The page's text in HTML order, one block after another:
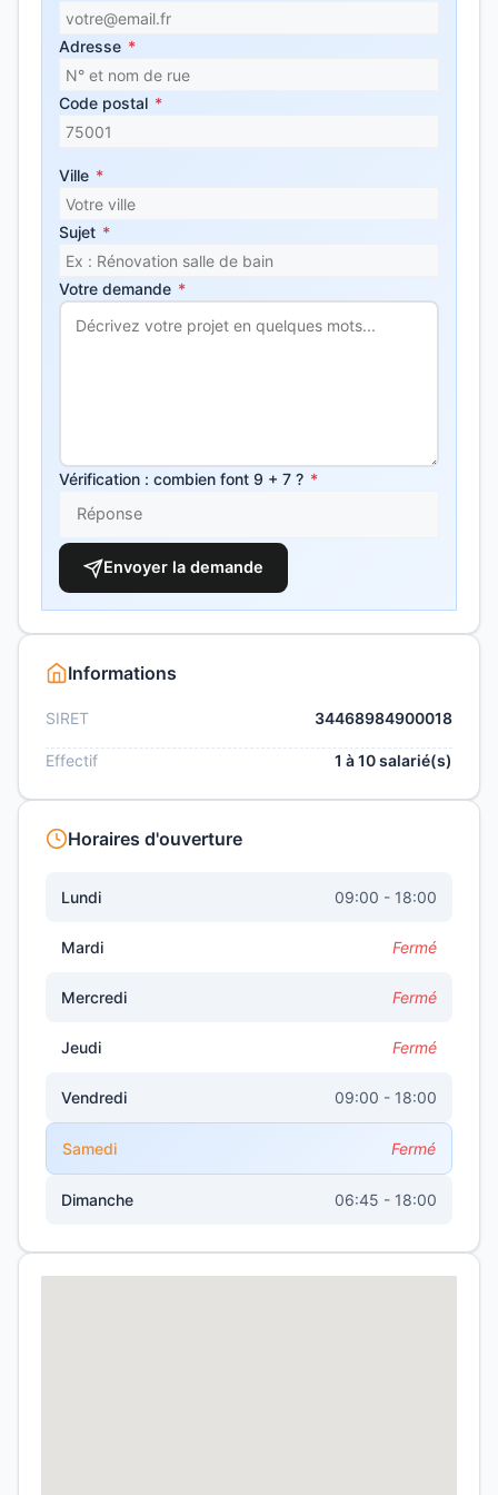
Adresse *
Code postal *
Ville *
Sujet *
Votre demande *
Vérification : combien font 9 + 7 ? *
Envoyer la demande
Informations
SIRET 34468984900018
Effectif 1 à 10 salarié(s)
Horaires d'ouverture
Lundi 09:00 - 18:00
Mardi Fermé
Mercredi Fermé
Jeudi Fermé
Vendredi 09:00 - 18:00
Samedi Fermé
Dimanche 06:45 - 18:00